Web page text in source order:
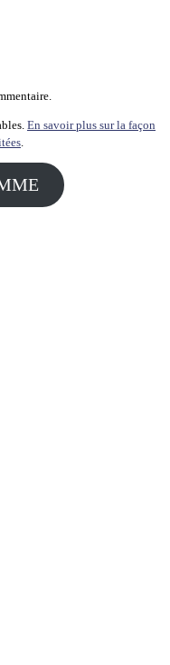
En savoir plus sur la façon